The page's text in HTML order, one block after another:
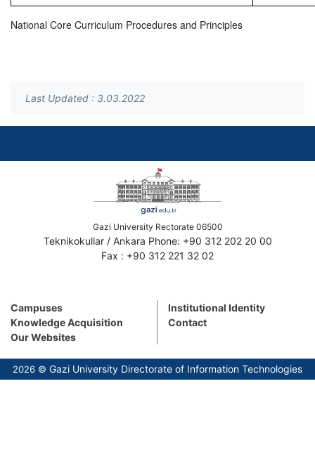
National Core Curriculum Procedures and Principles
Last Updated : 3.03.2022
Gazi University Rectorate 06500
Teknikokullar / Ankara Phone: +90 312 202 20 00
Fax : +90 312 221 32 02
Campuses
Knowledge Acquisition
Our Websites
Institutional Identity
Contact
2026 © Gazi University Directorate of Information Technologies